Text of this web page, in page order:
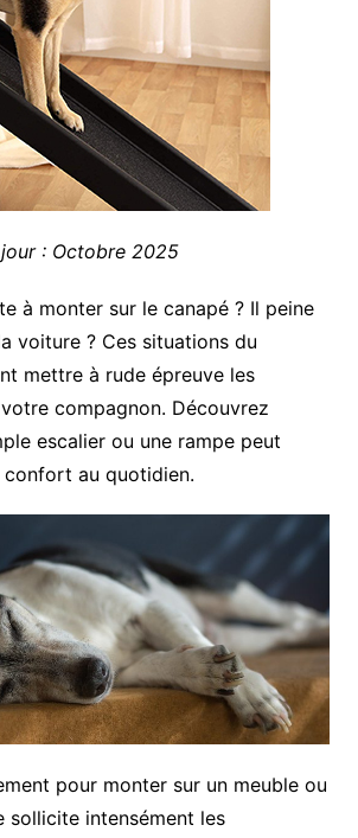
: Octobre 2025
à monter sur le canapé ? Il peine
voiture ? Ces situations du
mettre à rude épreuve les
compagnon. Découvrez
escalier ou une rampe peut
au quotidien.
pour monter sur un meuble ou
sollicite intensément les